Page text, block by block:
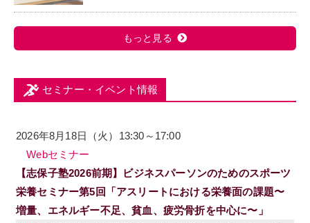
もっと見る
セミナー・イベント情報
2026年8月18日（火）13:30～17:00
Webセミナー
【志保子塾2026前期】ビジネスパーソンのためのスポーツ
栄養セミナー第5回「アスリートにおける栄養面の課題〜
増量、エネルギー不足、貧血、疲労骨折を中心に〜」